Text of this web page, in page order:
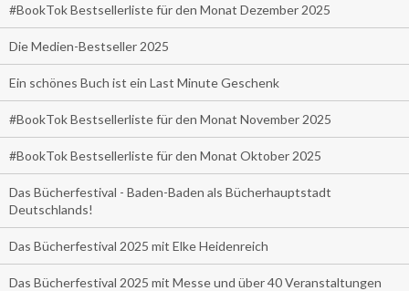
#BookTok Bestsellerliste für den Monat Dezember 2025
Die Medien-Bestseller 2025
Ein schönes Buch ist ein Last Minute Geschenk
#BookTok Bestsellerliste für den Monat November 2025
#BookTok Bestsellerliste für den Monat Oktober 2025
Das Bücherfestival - Baden-Baden als Bücherhauptstadt
Deutschlands!
Das Bücherfestival 2025 mit Elke Heidenreich
Das Bücherfestival 2025 mit Messe und über 40 Veranstaltungen